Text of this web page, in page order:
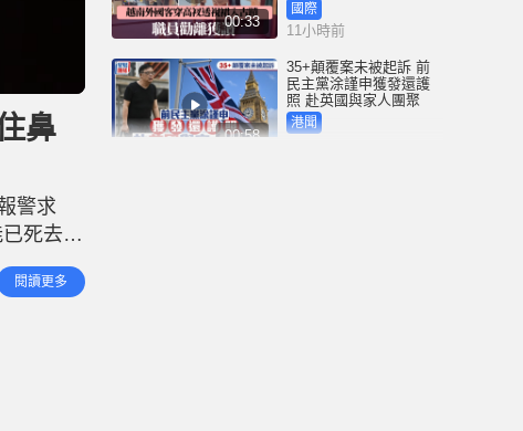
鼻
警求
死去約
單位傳
澳彩明
閱讀更多
00:33
國際
11小時前
00:58
35+顛覆案未被起訴 前
民主黨涂謹申獲發還護
照 赴英國與家人團聚
港聞